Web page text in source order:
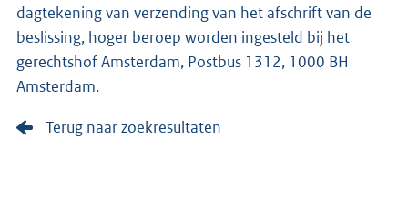
dagtekening van verzending van het afschrift van de
beslissing, hoger beroep worden ingesteld bij het
gerechtshof Amsterdam, Postbus 1312, 1000 BH
Amsterdam.
Terug naar zoekresultaten